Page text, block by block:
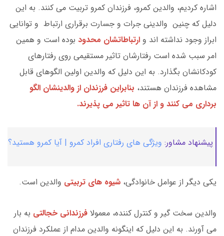
اشاره کردیم، والدین کمرو، فرزندان کمرو تربیت می کنند. به این
دلیل که چنین والدینی جرات و جسارت برقراری ارتباط و توانایی
ابراز وجود نداشته اند و ارتباطاتشان محدود بوده است و همین
امر سبب شده است رفتارشان تاثیر مستقیمی روی رفتارهای
کودکانشان بگذارد. به این دلیل که والدین اولین الگوهای قابل
مشاهده فرزندان هستند، بنابراین فرزندان از والدینشان الگو
برداری می کنند و از آن ها تاثیر می پذیرند.
پیشنهاد مشاور: ویژگی های رفتاری افراد کمرو | آیا کمرو هستید؟
یکی دیگر از عوامل خانوادگی، شیوه های تربیتی والدین است.
والدین سخت گیر و کنترل کننده، معمولا فرزندانی خجالتی به بار
می آورند. به این دلیل که اینگونه والدین مدام از عملکرد فرزندان